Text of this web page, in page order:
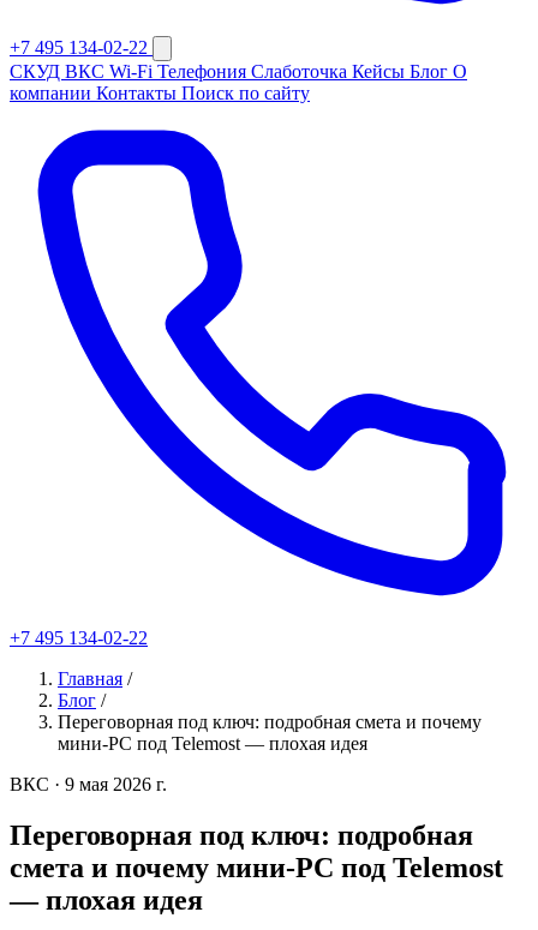
+7 495 134-02-22
СКУД ВКС Wi-Fi Телефония Слаботочка Кейсы Блог О
компании Контакты Поиск по сайту
+7 495 134-02-22
Главная /
Блог /
Переговорная под ключ: подробная смета и почему
мини-PC под Telemost — плохая идея
ВКС · 9 мая 2026 г.
Переговорная под ключ: подробная
смета и почему мини-PC под Telemost
— плохая идея